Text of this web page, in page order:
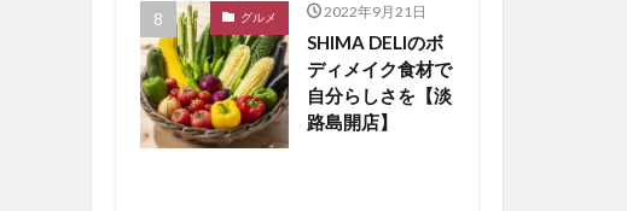
グルメ 2022年9月21日
SHIMA DELIのボ
ディメイク食材で
自分らしさを【淡
路島開店】